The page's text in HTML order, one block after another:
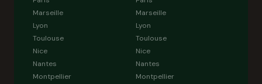
Marseille
Lyon
Toulouse
Nice
Nantes
Montpellier
Marseille
Lyon
Toulouse
Nice
Nantes
Montpellier